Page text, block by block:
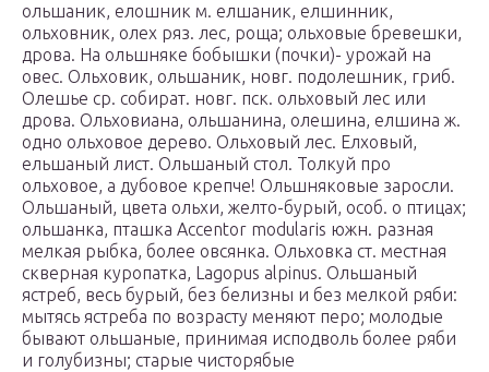
ольшаник, елошник м. елшаник, елшинник,
ольховник, олех ряз. лес, роща; ольховые бревешки,
дрова. На ольшняке бобышки (почки)- урожай на
овес. Ольховик, ольшаник, новг. подолешник, гриб.
Олешье ср. собират. новг. пск. ольховый лес или
дрова. Ольховиана, ольшанина, олешина, елшина ж.
одно ольховое дерево. Ольховый лес. Елховый,
ельшаный лист. Ольшаный стол. Толкуй про
ольховое, а дубовое крепче! Ольшняковые заросли.
Ольшаный, цвета ольхи, желто-бурый, особ. о птицах;
ольшанка, пташка Accentor modularis южн. разная
мелкая рыбка, более овсянка. Ольховка ст. местная
скверная куропатка, Lagopus alpinus. Ольшаный
ястреб, весь бурый, без белизны и без мелкой ряби:
мытясь ястреба по возрасту меняют перо; молодые
бывают ольшаные, принимая исподволь более ряби
и голубизны; старые чисторябые